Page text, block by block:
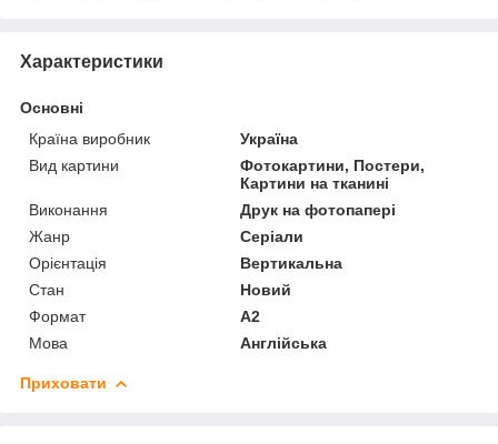
Характеристики
Основні
Країна виробник
Україна
Вид картини
Фотокартини, Постери,
Картини на тканині
Виконання
Друк на фотопапері
Жанр
Серіали
Орієнтація
Вертикальна
Стан
Новий
Формат
A2
Мова
Англійська
Приховати